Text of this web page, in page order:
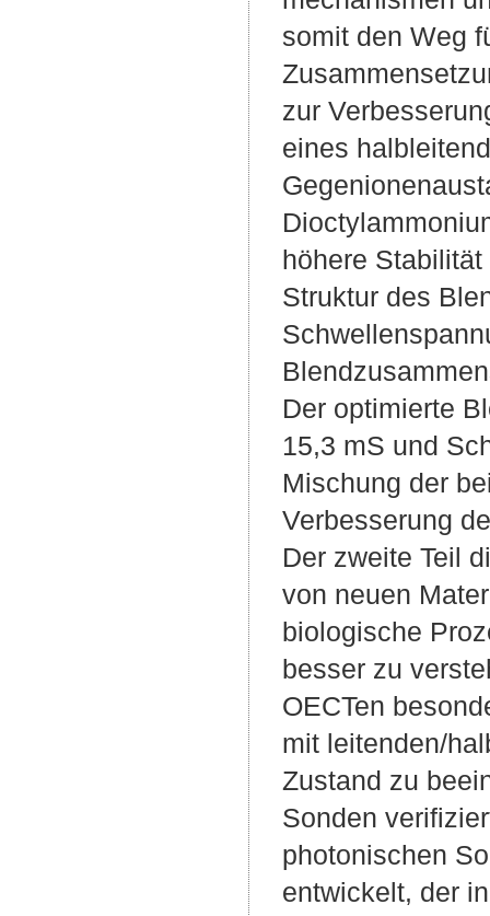
somit den Weg
zur
eines
höhere
Struktur des
Der optimierte
15,3 mS und
Mischung der
Verbesserung
Der zweite Teil
von neuen
biologische
besser zu
OECTen
mit leitenden/
Zustand zu
Sonden
photonischen
entwickelt, der